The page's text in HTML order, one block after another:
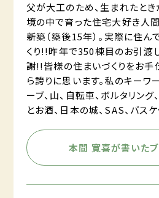
父が大工のため、生まれたとき
境の中で育った住宅大好き人
新築（築後15年）。実際に住ん
くり!!昨年で350棟目のお引渡
謝!!皆様の住まいづくりをお手
ら誇りに思います。私のキーワ
ーブ、山、自転車、ボルタリン
とお酒、日本の城、SAS、バスケ
本間 寛喜が書いた